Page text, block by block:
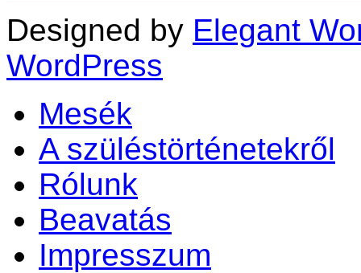
Designed by Elegant
WordPress
Mesék
A szüléstörténetekről
Rólunk
Beavatás
Impresszum